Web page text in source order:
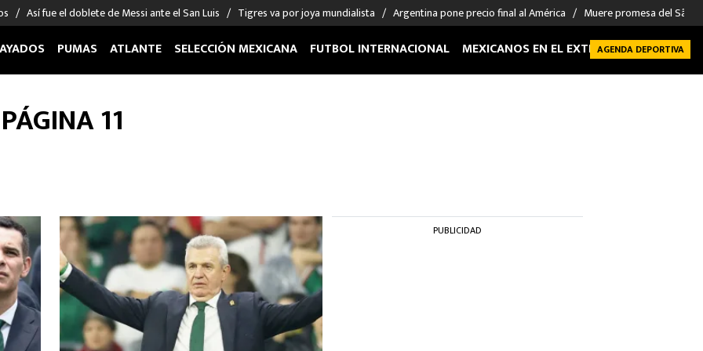
Así fue el doblete de Messi ante el San Luis Tigres va por joya mundialista Argentina pone precio final al América Muere promesa del São
André Jardine
NFL
NBA
Más deportes
PUMAS ATLANTE SELECCIÓN MEXICANA FUTBOL INTERNACIONAL MEXICANOS EN EL EXTRANJERO FUTBOL
AGENDA DEPORTIVA
11
PUBLICIDAD